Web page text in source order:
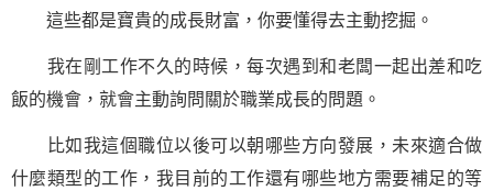
這些都是寶貴的成長財富，你要懂得去主動挖掘。
我在剛工作不久的時候，每次遇到和老闆一起出差和吃
飯的機會，就會主動詢問關於職業成長的問題。
比如我這個職位以後可以朝哪些方向發展，未來適合做
什麼類型的工作，我目前的工作還有哪些地方需要補足的等